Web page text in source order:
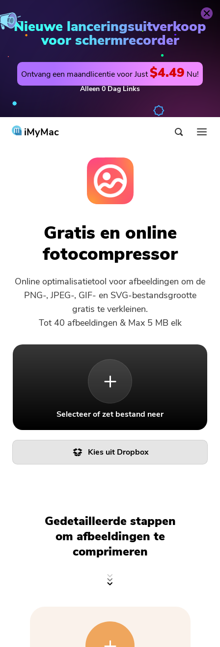
Nieuwe lanceringsuitverkoop
voor schermrecorder
Ontvang een maandlicentie voor Just$4.49 Nu!
Alleen0 DagLinks
iMyMac
Product & Oplossing
PowerVerwijderen
Video Converter
Screen Recorder
Gratis Video Converter
Free Video Editor
Gratis fotocompressor
Gratis en online
fotocompressor
Online optimalisatietool voor afbeeldingen om de
PNG-, JPEG-, GIF- en SVG-bestandsgrootte
gratis te verkleinen.
Tot 40 afbeeldingen & Max 5 MB elk
Selecteer of zet bestand neer
Kies uit Dropbox
Downloaden Alle
Opslaan in Dropbox
Gedetailleerde stappen
om afbeeldingen te
comprimeren